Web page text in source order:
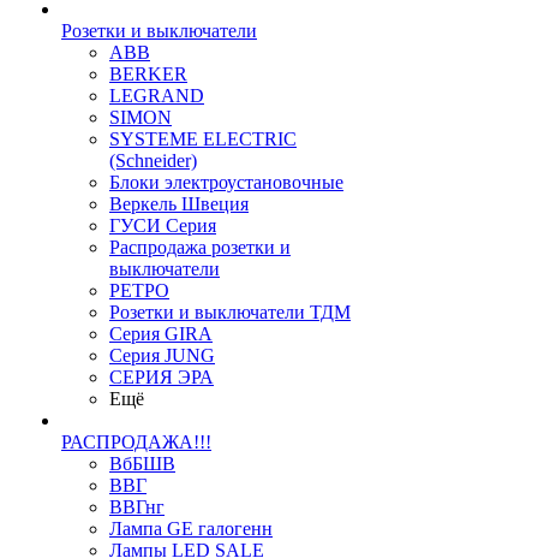
Розетки и выключатели
ABB
BERKER
LEGRAND
SIMON
SYSTEME ELECTRIC
(Schneider)
Блоки электроустановочные
Веркель Швеция
ГУСИ Серия
Распродажа розетки и
выключатели
РЕТРО
Розетки и выключатели ТДМ
Серия GIRA
Серия JUNG
СЕРИЯ ЭРА
Ещё
РАСПРОДАЖА!!!
ВбБШВ
ВВГ
ВВГнг
Лампа GE галогенн
Лампы LED SALE